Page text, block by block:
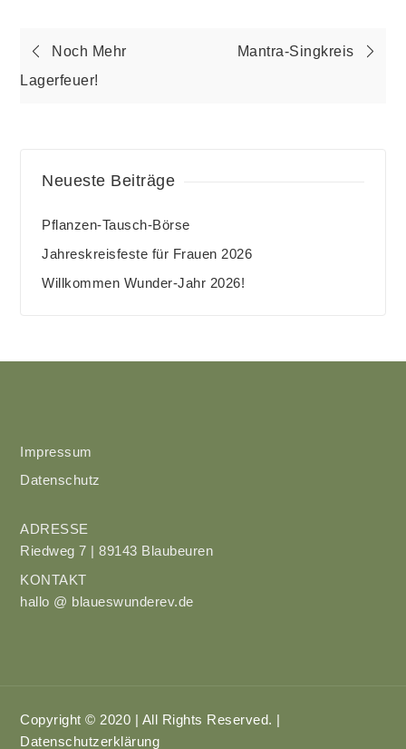
Beitragsnavigation
Noch Mehr
Lagerfeuer!
Mantra-Singkreis
Neueste Beiträge
Pflanzen-Tausch-Börse
Jahreskreisfeste für Frauen 2026
Willkommen Wunder-Jahr 2026!
Impressum
Datenschutz
ADRESSE
Riedweg 7 | 89143 Blaubeuren
KONTAKT
hallo @ blaueswunderev.de
Copyright © 2020 | All Rights Reserved. |
Datenschutzerklärung